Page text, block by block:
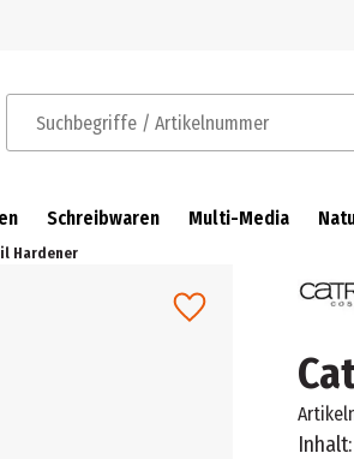
Suchbegriffe / Artikelnummer
Schreibwaren Multi-Media
Hardener
Inhalt: